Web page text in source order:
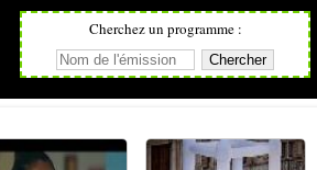
Cherchez un programme :